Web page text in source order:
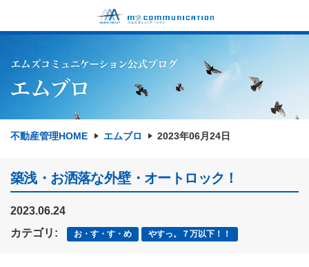
不動産管理HOME エムブロ 2023年06月24日
築浅・お洒落な外壁・オートロック！
2023.06.24
カテゴリ:
お・す・す・め やすっ。７万以下！！